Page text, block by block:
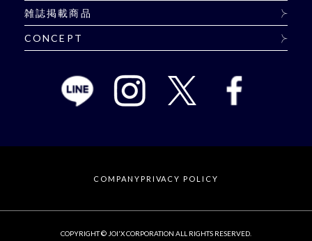
雑誌掲載商品
CONCEPT
COMPANYPRIVACY POLICY
COPYRIGHT © JOI'X CORPORATION ALL RIGHTS RESERVED.